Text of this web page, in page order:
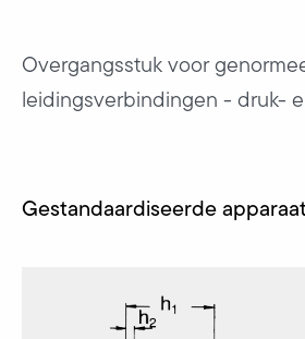
Overgangsstuk voor
leidingsverbindingen - druk-
Gestandaardiseerde